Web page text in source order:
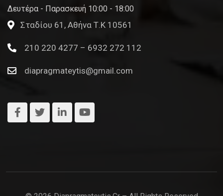
Δευτέρα - Παρασκευή 10:00 - 18:00
Σταδίου 61, Αθήνα Τ.Κ 10561
210 220 4277 – 6932 272 112
diapragmateytis@gmail.com